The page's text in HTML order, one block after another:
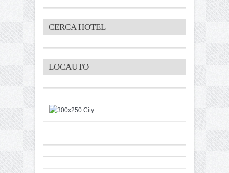
CERCA HOTEL
LOCAUTO